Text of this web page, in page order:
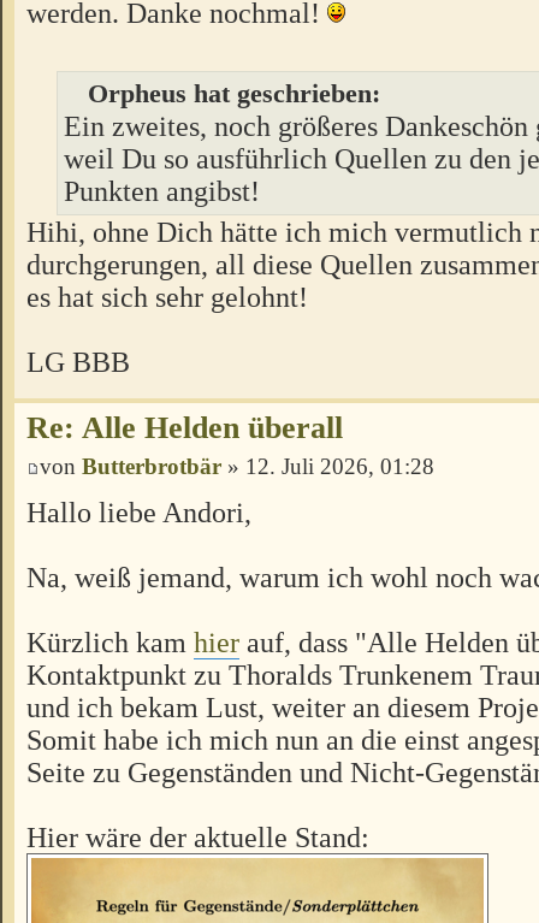
werden. Danke nochmal!
Orpheus hat geschrieben:
Ein zweites, noch größeres
weil Du so ausführlich Quellen zu den
Punkten angibst!
Hihi, ohne Dich hätte ich mich vermutlich
durchgerungen, all diese Quellen
es hat sich sehr gelohnt!
LG BBB
Re: Alle Helden überall
von Butterbrotbär » 12. Juli 2026, 01:28
Hallo liebe Andori,
Na, weiß jemand, warum ich wohl noch
Kürzlich kam hier auf, dass "Alle Helden
Kontaktpunkt zu Thoralds Trunkenem
und ich bekam Lust, weiter an diesem
Somit habe ich mich nun an die einst
Seite zu Gegenständen und Nicht-
Hier wäre der aktuelle Stand: